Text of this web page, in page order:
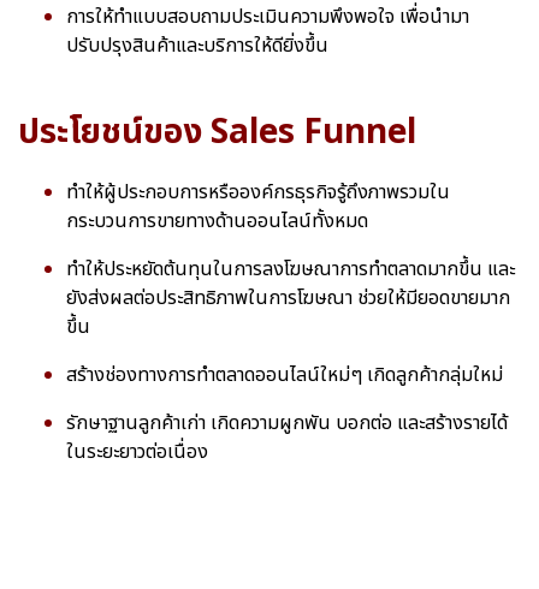
การให้ทำแบบสอบถามประเมินความพึงพอใจ เพื่อนำมา
ปรับปรุงสินค้าและบริการให้ดียิ่งขึ้น
ประโยชน์ของ Sales Funnel
ทำให้ผู้ประกอบการหรือองค์กรธุรกิจรู้ถึงภาพรวมใน
กระบวนการขายทางด้านออนไลน์ทั้งหมด
ทำให้ประหยัดต้นทุนในการลงโฆษณาการทำตลาดมากขึ้น และ
ยังส่งผลต่อประสิทธิภาพในการโฆษณา ช่วยให้มียอดขายมาก
ขึ้น
สร้างช่องทางการทำตลาดออนไลน์ใหม่ๆ เกิดลูกค้ากลุ่มใหม่
รักษาฐานลูกค้าเก่า เกิดความผูกพัน บอกต่อ และสร้างรายได้
ในระยะยาวต่อเนื่อง